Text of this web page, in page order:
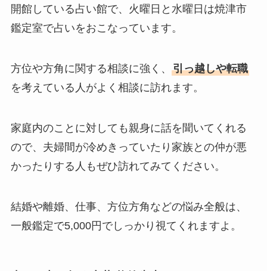
開館している占い館で、火曜日と水曜日は焼津市
鑑定室で占いをおこなっています。
方位や方角に関する相談に強く、 引っ越しや転職
を考えている人がよく相談に訪れます。
家庭内のことに対しても親身に話を聞いてくれる
ので、夫婦間が冷めきっていたり家族との仲が悪
かったりする人もぜひ訪れてみてください。
結婚や離婚、仕事、方位方角などの悩み全般は、
一般鑑定で5,000円でしっかり視てくれますよ。